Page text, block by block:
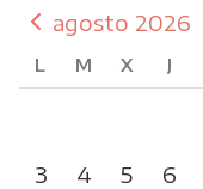
agosto 2026
L M X J
3 4 5 6